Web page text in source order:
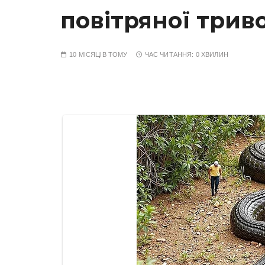
повітряної
10 МІСЯЦІВ ТОМУ ЧАС ЧИТАННЯ: 0 ХВИЛИН